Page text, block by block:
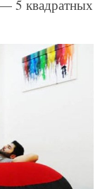
5 квадратных